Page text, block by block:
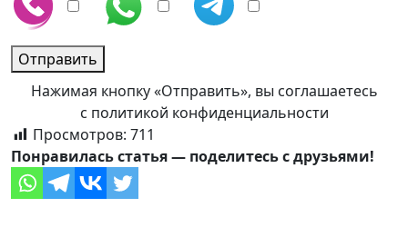
Отправить
Нажимая кнопку «Отправить», вы соглашаетесь
с политикой конфиденциальности
Просмотров: 711
Понравилась статья — поделитесь с друзьями!